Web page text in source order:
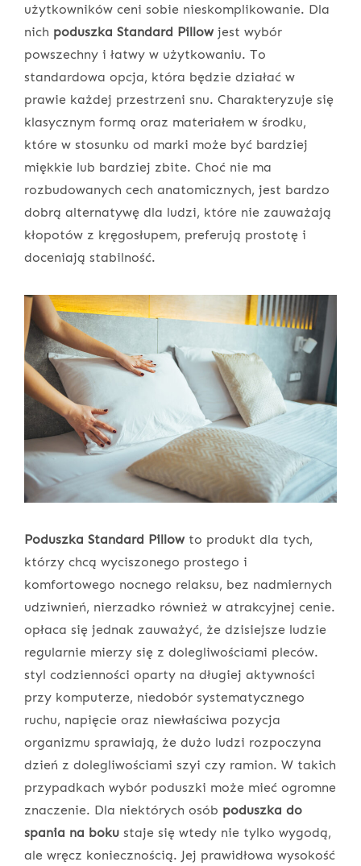
użytkowników ceni sobie nieskomplikowanie. Dla
nich poduszka Standard Pillowjest wybór
powszechny i łatwy w użytkowaniu. To
standardowa opcja, która będzie działać w
prawie każdej przestrzeni snu. Charakteryzuje się
klasycznym formą oraz materiałem w środku,
które w stosunku od marki może być bardziej
miękkie lub bardziej zbite. Choć nie ma
rozbudowanych cech anatomicznych, jest bardzo
dobrą alternatywę dla ludzi, które nie zauważają
kłopotów z kręgosłupem, preferują prostotę i
doceniają stabilność.
Poduszka Standard Pillowto produkt dla tych,
którzy chcą wyciszonego prostego i
komfortowego nocnego relaksu, bez nadmiernych
udziwnień, nierzadko również w atrakcyjnej cenie.
opłaca się jednak zauważyć, że dzisiejsze ludzie
regularnie mierzy się z dolegliwościami pleców.
styl codzienności oparty na długiej aktywności
przy komputerze, niedobór systematycznego
ruchu, napięcie oraz niewłaściwa pozycja
organizmu sprawiają, że dużo ludzi rozpoczyna
dzień z dolegliwościami szyi czy ramion. W takich
przypadkach wybór poduszki może mieć ogromne
znaczenie. Dla niektórych osób poduszka do
spania na boku staje się wtedy nie tylko wygodą,
ale wręcz koniecznością. Jej prawidłowa wysokość